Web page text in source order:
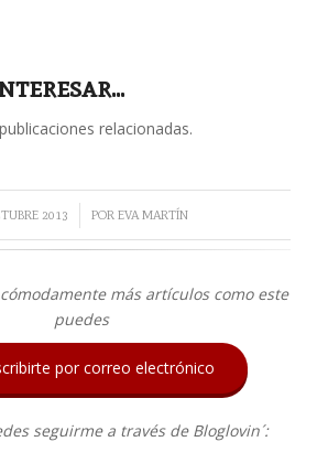
relacionadas.
2013
/ POR EVA MARTÍN
más artículos como este
puedes
por correo electrónico
seguirme a través de Bloglovin´: